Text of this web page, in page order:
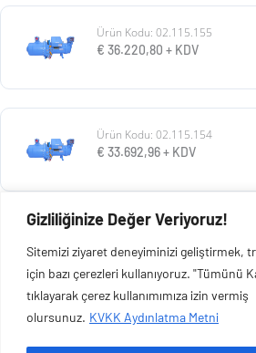
Gizliliğinize Değer Veriyoruz!
Sitemizi ziyaret deneyiminizi geliştirmek,
için bazı çerezleri kullanıyoruz. "Tümünü
tıklayarak çerez kullanımımıza izin vermiş
olursunuz. KVKK Aydınlatma Metni
Ürün Kodu: 02.115.155
€ 36.220,80 + KDV
Ürün Kodu: 02.115.154
€ 33.692,96+ KDV
€30.928,80+ KDV